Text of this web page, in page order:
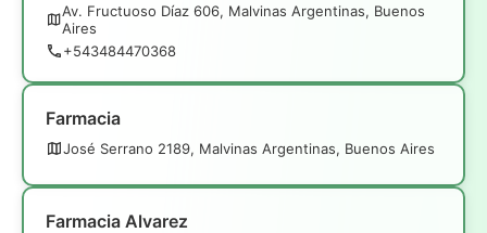
Av. Fructuoso Díaz 606, Malvinas Argentinas, Buenos
Aires
+543484470368
Farmacia
José Serrano 2189, Malvinas Argentinas, Buenos Aires
Farmacia Alvarez